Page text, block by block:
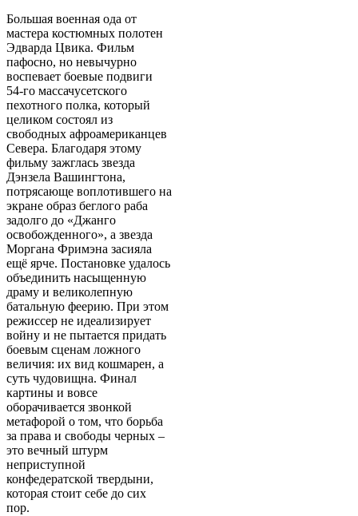
Большая военная ода от
мастера костюмных полотен
Эдварда Цвика. Фильм
пафосно, но невычурно
воспевает боевые подвиги
54-го массачусетского
пехотного полка, который
целиком состоял из
свободных афроамериканцев
Севера. Благодаря этому
фильму зажглась звезда
Дэнзела Вашингтона,
потрясающе воплотившего на
экране образ беглого раба
задолго до «Джанго
освобожденного», а звезда
Моргана Фримэна засияла
ещё ярче. Постановке удалось
объединить насыщенную
драму и великолепную
батальную феерию. При этом
режиссер не идеализирует
войну и не пытается придать
боевым сценам ложного
величия: их вид кошмарен, а
суть чудовищна. Финал
картины и вовсе
оборачивается звонкой
метафорой о том, что борьба
за права и свободы черных –
это вечный штурм
неприступной
конфедератской твердыни,
которая стоит себе до сих
пор.